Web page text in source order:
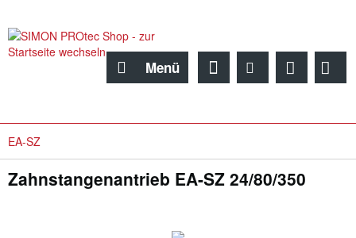
Menü
EA-SZ
Zahnstangenantrieb EA-SZ 24/80/350